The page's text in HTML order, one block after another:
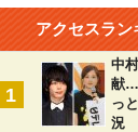
アクセスラン
1
中
献…
っ
況